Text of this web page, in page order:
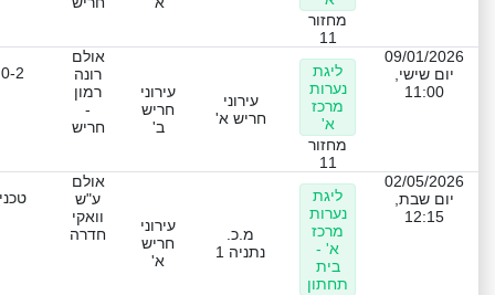
מחזור
11
09/01/2026
יום שישי,
11:00
ליגת
נערות
מרכז
א'
מחזור
11
עירוני
חריש א'
עירוני
חריש
ב'
אולם
רונה
רמון
-
חריש
0-2
02/05/2026
יום שבת,
12:15
ליגת
נערות
מרכז
א' -
בית
תחתון
מ.כ.
נתניה 1
עירוני
חריש
א'
אולם
ע"ש
וואקי
חדרה
טכני